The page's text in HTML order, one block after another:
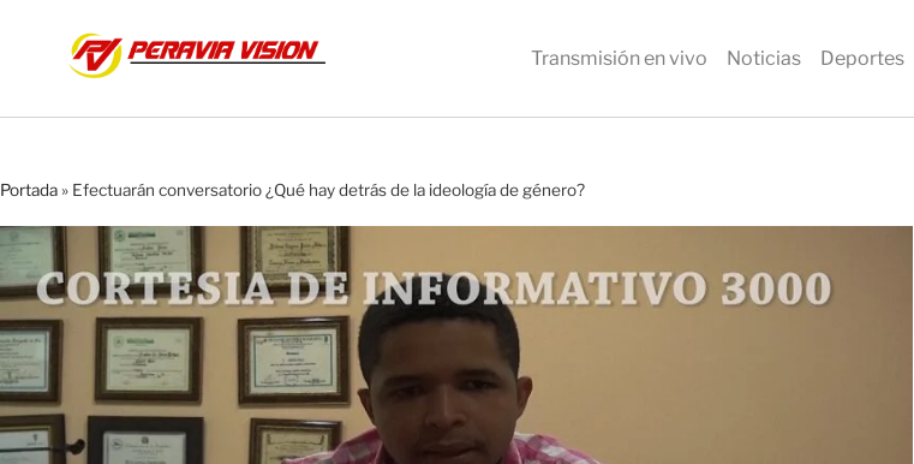
Transmisión en vivo Noticias Deportes
Portada» Efectuarán conversatorio ¿Qué hay detrás de la ideología de género?